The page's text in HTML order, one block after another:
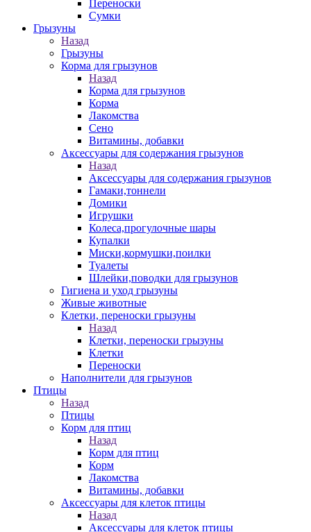
Переноски
Сумки
Грызуны
Назад
Грызуны
Корма для грызунов
Назад
Корма для грызунов
Корма
Лакомства
Сено
Витамины, добавки
Аксессуары для содержания грызунов
Назад
Аксессуары для содержания грызунов
Гамаки,тоннели
Домики
Игрушки
Колеса,прогулочные шары
Купалки
Миски,кормушки,поилки
Туалеты
Шлейки,поводки для грызунов
Гигиена и уход грызуны
Живые животные
Клетки, переноски грызуны
Назад
Клетки, переноски грызуны
Клетки
Переноски
Наполнители для грызунов
Птицы
Назад
Птицы
Корм для птиц
Назад
Корм для птиц
Корм
Лакомства
Витамины, добавки
Аксессуары для клеток птицы
Назад
Аксессуары для клеток птицы